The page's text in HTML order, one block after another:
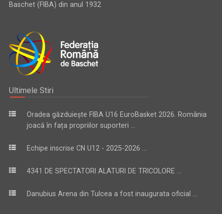
Baschet (FIBA) din anul 1932
Ultimele Stiri
Oradea găzduiește FIBA U16 EuroBasket 2026. România
joacă în fața propriilor suporteri ...
Echipe inscrise CN U12 - 2025-2026 ...
4341 DE SPECTATORI ALATURI DE TRICOLORE ...
Danubius Arena din Tulcea a fost inaugurata oficial ...